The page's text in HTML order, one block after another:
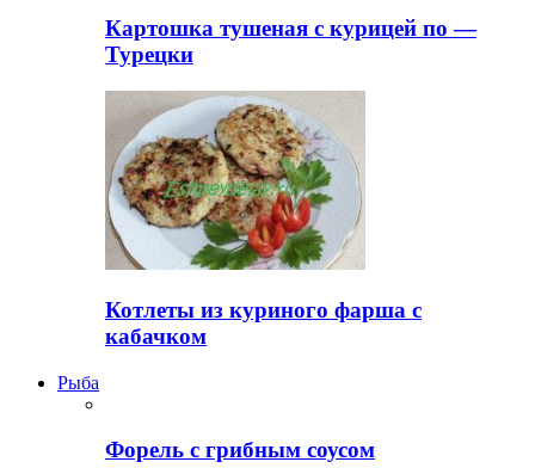
Картошка тушеная с курицей по —
Турецки
Котлеты из куриного фарша с
кабачком
Рыба
Форель с грибным соусом